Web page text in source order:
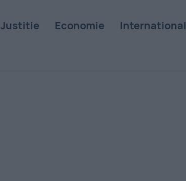
Justitie Economie International